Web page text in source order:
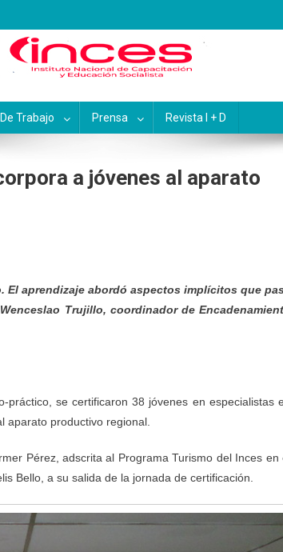
y Educación
Trabajo Prensa Revista I + D
a jóvenes al aparato
El aprendizaje abordó aspectos implícitos que
Trujillo, coordinador de
práctico, se certificaron 38 jóvenes en especialistas
aparato productivo regional.
Pérez, adscrita al Programa Turismo del Inces en
Bello, a su salida de la jornada de certificación.